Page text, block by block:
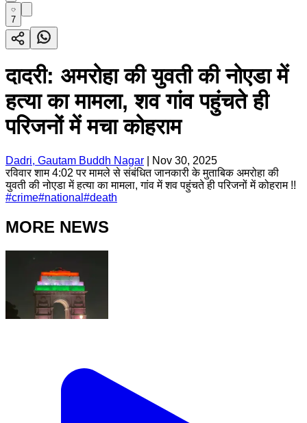
7
दादरी: अमरोहा की युवती की नोएडा में
हत्या का मामला, शव गांव पहुंचते ही
परिजनों में मचा कोहराम
Dadri, Gautam Buddh Nagar
Nov 30, 2025
रविवार शाम 4:02 पर मामले से संबंधित जानकारी के मुताबिक अमरोहा की
युवती की नोएडा में हत्या का मामला, गांव में शव पहुंचते ही परिजनों में कोहराम !!
#crime#national #death
MORE NEWS